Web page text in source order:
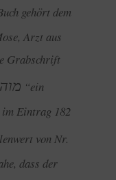
gehört dem
Arzt aus
Grabschrift
“ein
Eintrag 182
von Nr.
dass der